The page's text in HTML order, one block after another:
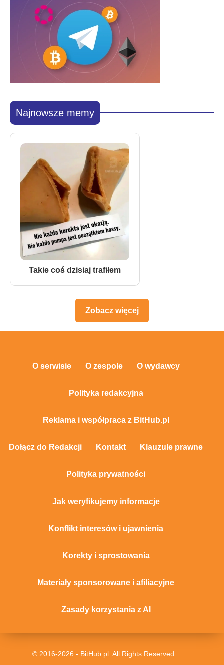
Najnowsze memy
Takie coś dzisiaj trafiłem
Zobacz więcej
O serwisie O zespole O wydawcy
Polityka redakcyjna
Reklama i współpraca z BitHub.pl
Dołącz do Redakcji Kontakt Klauzule prawne
Polityka prywatności
Jak weryfikujemy informacje
Konflikt interesów i ujawnienia
Korekty i sprostowania
Materiały sponsorowane i afiliacyjne
Zasady korzystania z AI
© 2016-2026 - BitHub.pl. All Rights Reserved.